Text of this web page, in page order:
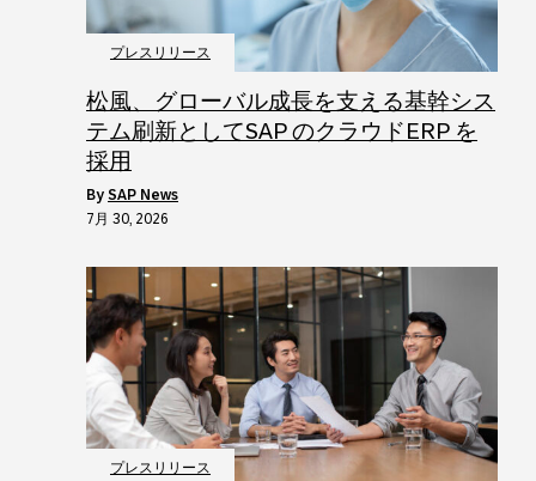
プレスリリース
松風、グローバル成長を支える基幹シス
テム刷新としてSAP のクラウドERP を
採用
by SAP News
7月 30, 2026
プレスリリース